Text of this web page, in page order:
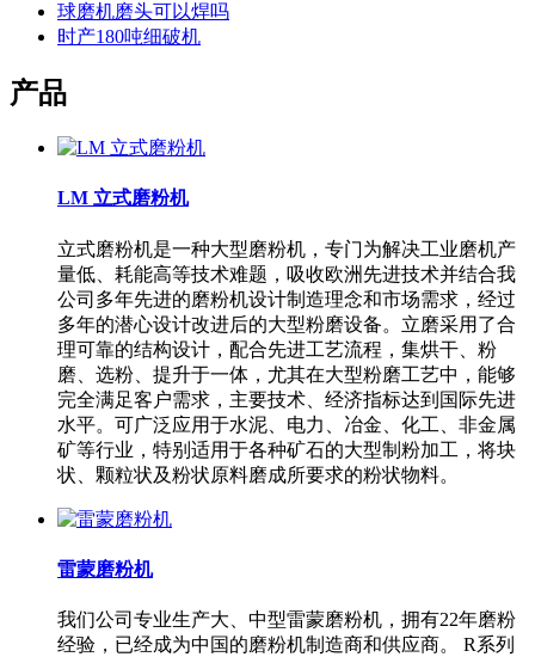
球磨机磨头可以焊吗
时产180吨细破机
产品
LM 立式磨粉机
立式磨粉机是一种大型磨粉机，专门为解决工业磨机产
量低、耗能高等技术难题，吸收欧洲先进技术并结合我
公司多年先进的磨粉机设计制造理念和市场需求，经过
多年的潜心设计改进后的大型粉磨设备。立磨采用了合
理可靠的结构设计，配合先进工艺流程，集烘干、粉
磨、选粉、提升于一体，尤其在大型粉磨工艺中，能够
完全满足客户需求，主要技术、经济指标达到国际先进
水平。可广泛应用于水泥、电力、冶金、化工、非金属
矿等行业，特别适用于各种矿石的大型制粉加工，将块
状、颗粒状及粉状原料磨成所要求的粉状物料。
雷蒙磨粉机
我们公司专业生产大、中型雷蒙磨粉机，拥有22年磨粉
经验，已经成为中国的磨粉机制造商和供应商。 R系列